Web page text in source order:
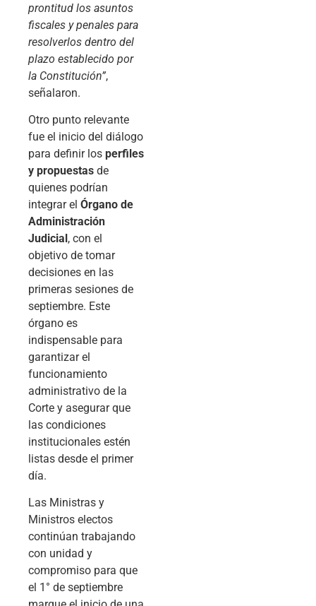
prontitud los asuntos
fiscales y penales para
resolverlos dentro del
plazo establecido por
la Constitución”,
señalaron.
Otro punto relevante
fue el inicio del diálogo
para definir los perfiles
y propuestas de
quienes podrían
integrar el Órgano de
Administración
Judicial, con el
objetivo de tomar
decisiones en las
primeras sesiones de
septiembre. Este
órgano es
indispensable para
garantizar el
funcionamiento
administrativo de la
Corte y asegurar que
las condiciones
institucionales estén
listas desde el primer
día.
Las Ministras y
Ministros electos
continúan trabajando
con unidad y
compromiso para que
el 1° de septiembre